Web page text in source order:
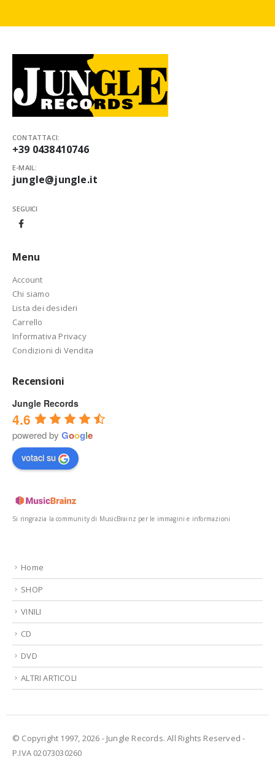
CONTATTACI:
+39 0438410746
E-MAIL:
jungle@jungle.it
SEGUICI
Menu
Account
Chi siamo
Lista dei desideri
Carrello
Informativa Privacy
Condizioni di Vendita
Recensioni
Jungle Records
4.6
powered by Google
votaci su
Si ringrazia la community di MusicBrainz per le immagini e informazioni
Home
SHOP
VINILI
CD
DVD
ALTRI ARTICOLI
© Copyright 1997, 2026 - Jungle Records. All Rights Reserved -
P.IVA 02073030260